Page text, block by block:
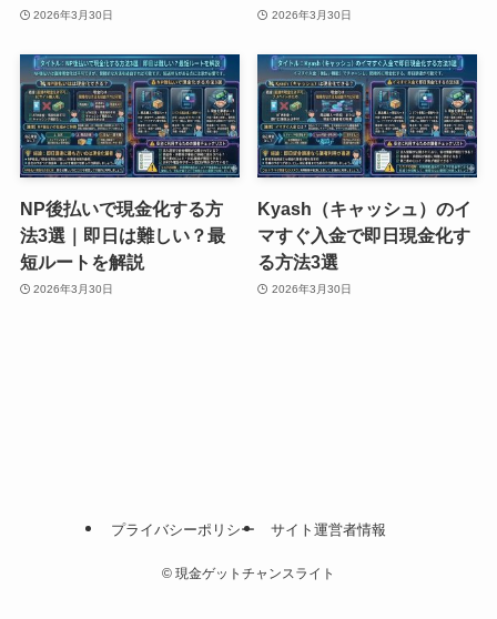
2026年3月30日 2026年3月30日
NP後払いで現金化する方
法3選｜即日は難しい？最
短ルートを解説
2026年3月30日
Kyash（キャッシュ）のイ
マすぐ入金で即日現金化す
る方法3選
2026年3月30日
プライバシーポリシー サイト運営者情報
© 現金ゲットチャンスライト